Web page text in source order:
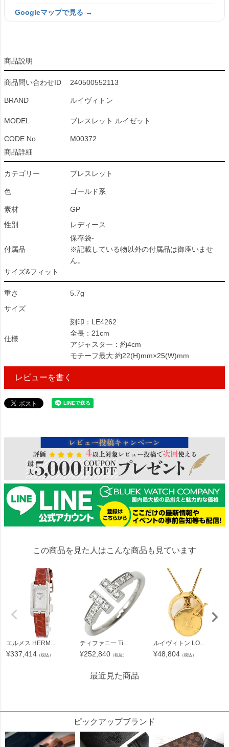
Googleマップで見る →
商品説明
商品問い合わせID 240500552113
BRAND ルイヴィトン
MODEL ブレスレット ルイゼット
CODE No.
M00372
商品詳細
カテゴリー ブレスレット
色 ゴールド系
素材
GP
性別
レディース
付属品
保存袋-
※記載している物以外の付属品は御座いませ
ん。
サイズ&フィット
重さ
5.7g
サイズ
仕様
刻印：LE4262
全長：21cm
アジャスター：約4cm
モチーフ最大:約22(H)mm×25(W)mm
レビューを書く
この商品を見た人はこんな商品も見ています
エルメス HERM...
¥337,414 （税込）
ティファニー Ti...
¥252,840 （税込）
ルイヴィトン LO...
¥48,804 （税込）
最近見た商品
ピックアップブランド